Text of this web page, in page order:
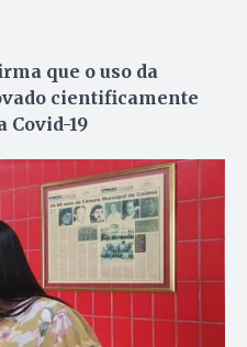
que o uso da
cientificamente
Covid-19